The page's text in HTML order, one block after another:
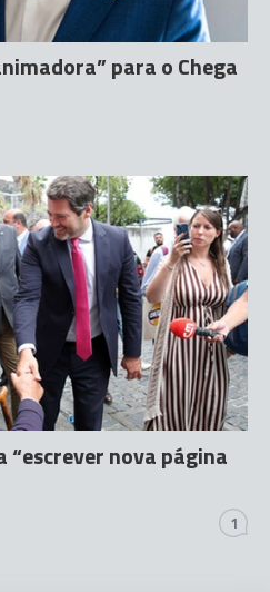
para o Chega
“escrever nova página
1